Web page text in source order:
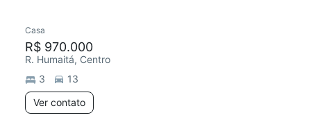
Casa
R$ 970.000
R. Humaitá, Centro
3
13
Ver contato